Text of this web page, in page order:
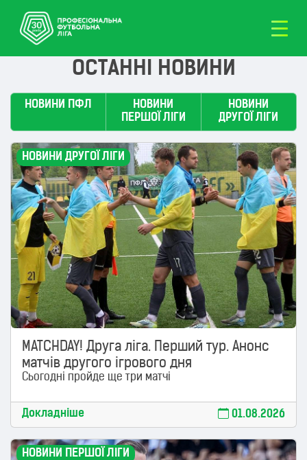
ОСТАННІ НОВИНИ
НОВИНИ ПФЛ
НОВИНИ
ПЕРШОЇ ЛІГИ
НОВИНИ
ДРУГОЇ ЛІГИ
НОВИНИ ДРУГОЇ ЛІГИ
MATCHDAY! Друга ліга. Перший тур. Анонс
матчів другого ігрового дня
Сьогодні пройде ще три матчі
Докладніше 01.08.2026
НОВИНИ ПЕРШОЇ ЛІГИ